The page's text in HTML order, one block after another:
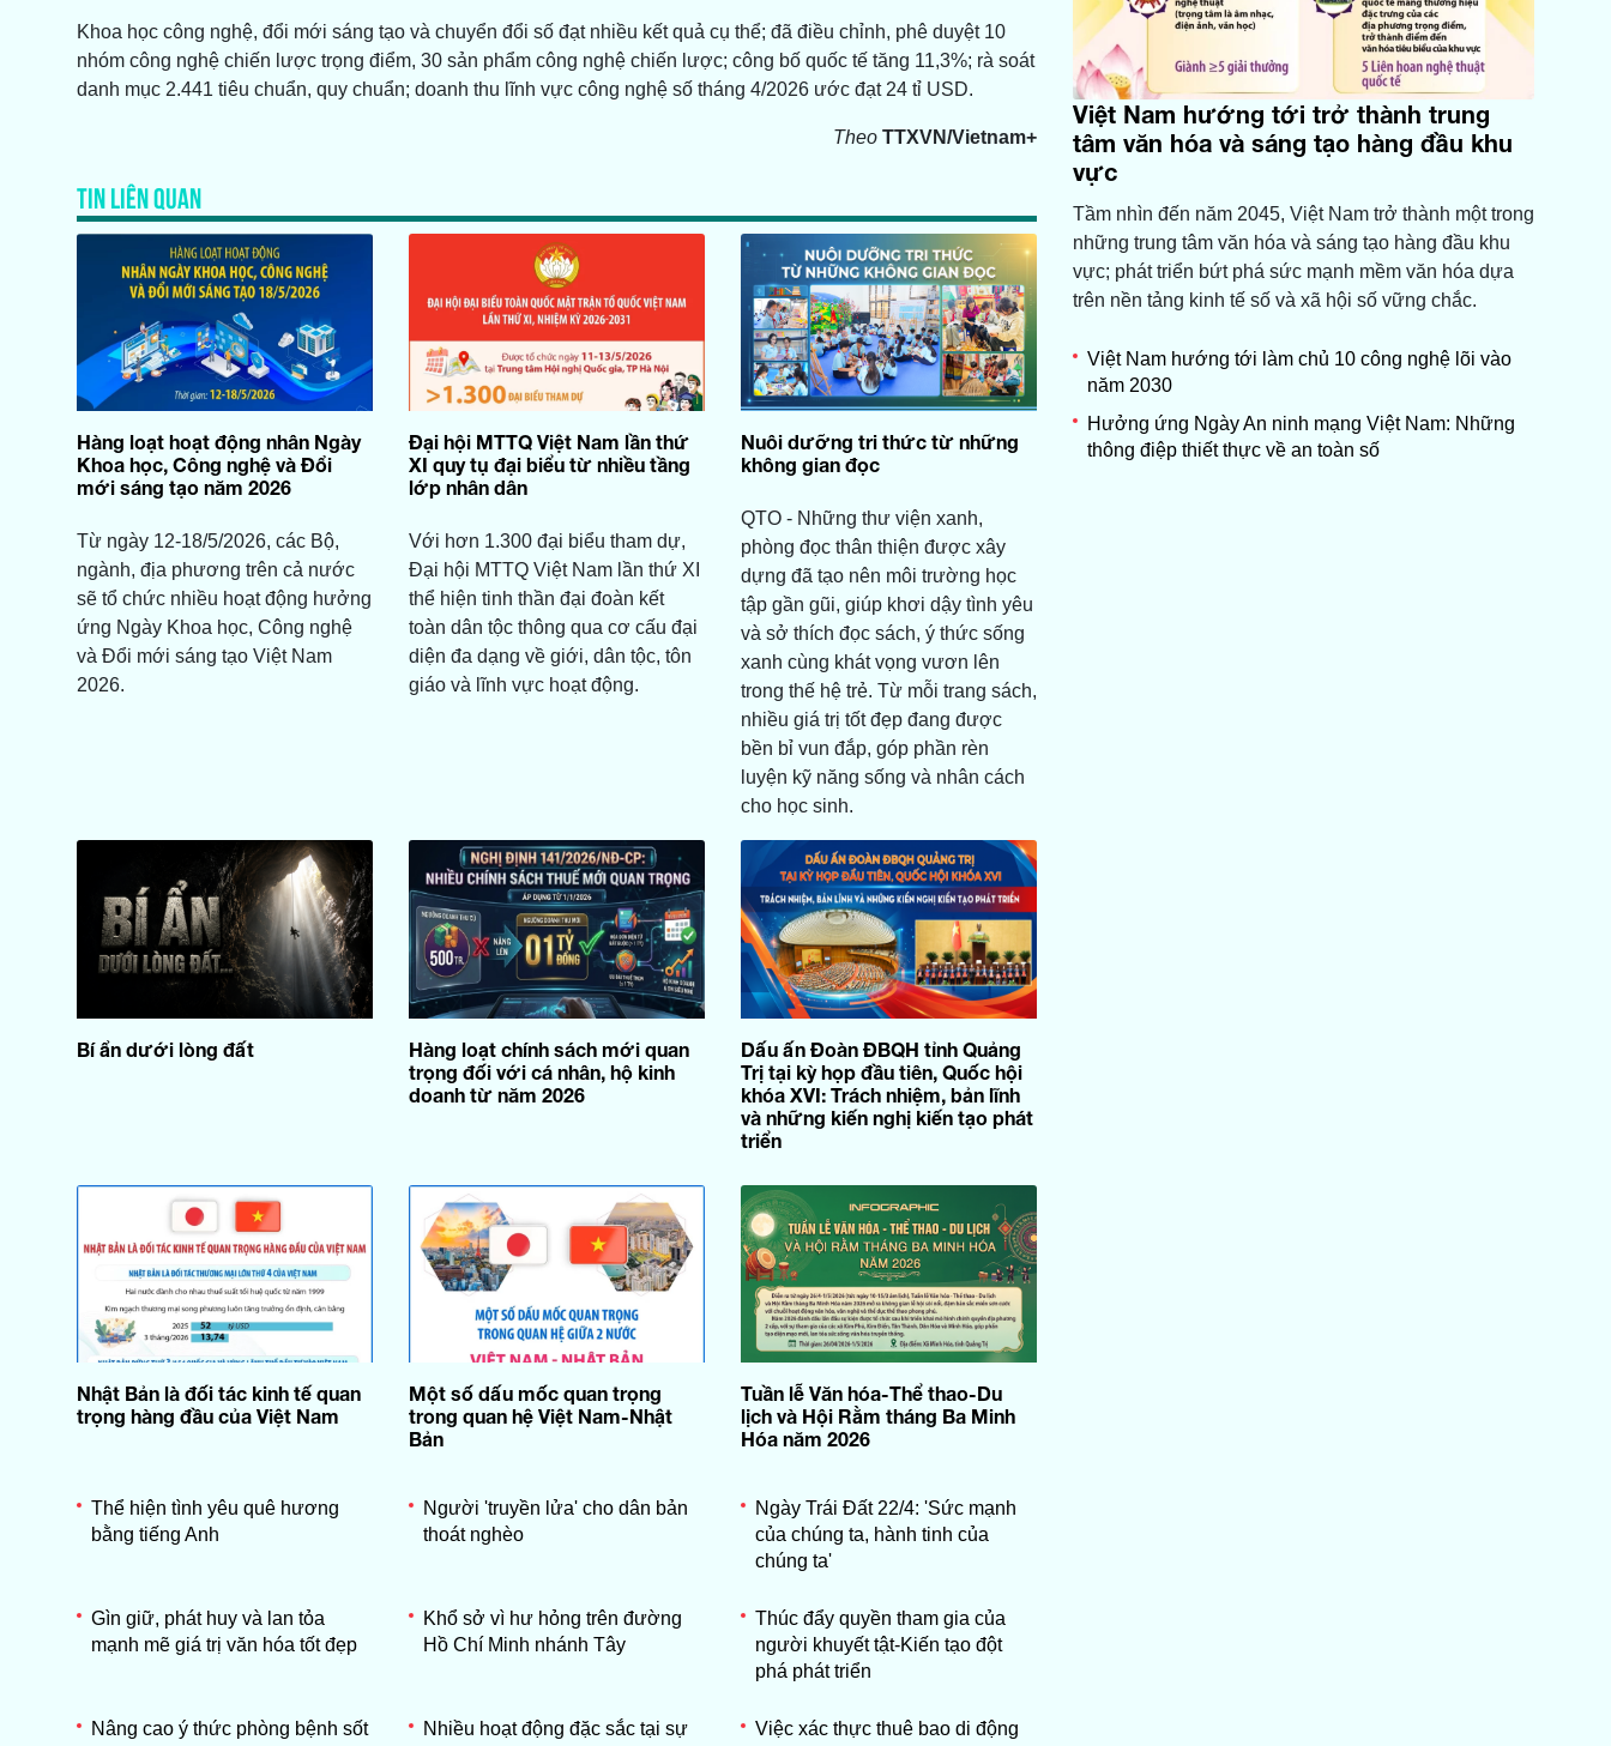
Khoa học công nghệ, đổi mới sáng tạo và chuyển đổi số đạt nhiều kết quả cụ thể; đã điều chỉnh, phê duyệt 10
nhóm công nghệ chiến lược trọng điểm, 30 sản phẩm công nghệ chiến lược; công bố quốc tế tăng 11,3%; rà soát
danh mục 2.441 tiêu chuẩn, quy chuẩn; doanh thu lĩnh vực công nghệ số tháng 4/2026 ước đạt 24 tỉ USD.
Theo TTXVN/Vietnam+
TIN LIÊN QUAN
Hàng loạt hoạt động nhân Ngày
Khoa học, Công nghệ và Đổi
mới sáng tạo năm 2026
Từ ngày 12-18/5/2026, các Bộ,
ngành, địa phương trên cả nước
sẽ tổ chức nhiều hoạt động hưởng
ứng Ngày Khoa học, Công nghệ
và Đổi mới sáng tạo Việt Nam
2026.
Đại hội MTTQ Việt Nam lần thứ
XI quy tụ đại biểu từ nhiều tầng
lớp nhân dân
Với hơn 1.300 đại biểu tham dự,
Đại hội MTTQ Việt Nam lần thứ XI
thể hiện tinh thần đại đoàn kết
toàn dân tộc thông qua cơ cấu đại
diện đa dạng về giới, dân tộc, tôn
giáo và lĩnh vực hoạt động.
Nuôi dưỡng tri thức từ những
không gian đọc
QTO - Những thư viện xanh,
phòng đọc thân thiện được xây
dựng đã tạo nên môi trường học
tập gần gũi, giúp khơi dậy tình yêu
và sở thích đọc sách, ý thức sống
xanh cùng khát vọng vươn lên
trong thế hệ trẻ. Từ mỗi trang sách,
nhiều giá trị tốt đẹp đang được
bền bỉ vun đắp, góp phần rèn
luyện kỹ năng sống và nhân cách
cho học sinh.
Bí ẩn dưới lòng đất
Hàng loạt chính sách mới quan
trọng đối với cá nhân, hộ kinh
doanh từ năm 2026
Dấu ấn Đoàn ĐBQH tỉnh Quảng
Trị tại kỳ họp đầu tiên, Quốc hội
khóa XVI: Trách nhiệm, bản lĩnh
và những kiến nghị kiến tạo phát
triển
Nhật Bản là đối tác kinh tế quan
trọng hàng đầu của Việt Nam
Một số dấu mốc quan trọng
trong quan hệ Việt Nam-Nhật
Bản
Tuần lễ Văn hóa-Thể thao-Du
lịch và Hội Rằm tháng Ba Minh
Hóa năm 2026
Thể hiện tình yêu quê hương
bằng tiếng Anh
Người 'truyền lửa' cho dân bản
thoát nghèo
Ngày Trái Đất 22/4: 'Sức mạnh
của chúng ta, hành tinh của
chúng ta'
Gìn giữ, phát huy và lan tỏa
mạnh mẽ giá trị văn hóa tốt đẹp
Khổ sở vì hư hỏng trên đường
Hồ Chí Minh nhánh Tây
Thúc đẩy quyền tham gia của
người khuyết tật-Kiến tạo đột
phá phát triển
Nâng cao ý thức phòng bệnh sốt
Nhiều hoạt động đặc sắc tại sự
Việc xác thực thuê bao di động
Việt Nam hướng tới trở thành trung
tâm văn hóa và sáng tạo hàng đầu khu
vực
Tầm nhìn đến năm 2045, Việt Nam trở thành một trong
những trung tâm văn hóa và sáng tạo hàng đầu khu
vực; phát triển bứt phá sức mạnh mềm văn hóa dựa
trên nền tảng kinh tế số và xã hội số vững chắc.
Việt Nam hướng tới làm chủ 10 công nghệ lõi vào
năm 2030
Hưởng ứng Ngày An ninh mạng Việt Nam: Những
thông điệp thiết thực về an toàn số